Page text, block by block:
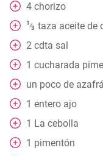
4 chorizo
1⁄3 taza aceite de
2 cdta sal
1 cucharada
un poco de
1 entero ajo
1 La cebolla
1 pimentón